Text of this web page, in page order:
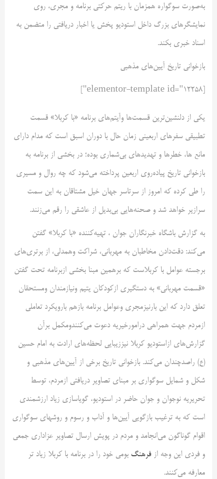
به‌صورت سوگواره همزمان با ریتم حرکتی برنامه و مجری، روی
نمایشگر‌های بزرگ داخل استودیو پخش یا اخبار دریافتی را متضمن به
اسناد خبری بکند.
بازخوانی تاریخ آیین‌های مذهبی
یکی از دلنشین‌ترین قسمت‌ها وآیتم‌های برنامه «با کربلا» قسمت
تطبیقی سفر‌های اربعینی زمان حال با دوران اسبق است که مدام دارای
مانع ها، خطر‌ها و تهدید‌های بی‌شماری بوده؛ در بخشی از برنامه به
بازخوانی تاریخ پیاده‌روی اربعین پرداخته می‌شود که چه روال و مسیری
را طی کرده که امروز از سرتاسر جهان خیل مشتاقان به این سمت
سرازیر خواهد شد و صحنه‌هایی بی‌بدیل از عاشقی را رقم می‌زنند.
به گزارش باشگاه خبرنگاران جوان ، تهیه‌کننده «با کربلا» گفتن
می‌کند: دقت‌دادن مخاطبان به مهربانی، شراکت وهمدلی، از برتری‌های
برجسته عوامل با کربلاست که برهمین مبنا بخشی ازبرنامه تحت گفتن
«قسمت مهربانی» به دستگیری ازکودکان یتیم ونیازمندان ومستحقان
تعلق دارد که این بارنیزمجری وعوامل برنامه بازهم بارویکرد تعاملی
ازمردم جهت همراهی درامورخیریه دعوت می‌کنندومکمل برآن
گزارش‌های ازاستودیو کربلا نیززیبایی لحظه‌های ارادت به امام حسین
(ع) راصدچندان می‌کند. بازخوانی تاریخ برخی از آیین‌های مذهبی و
شکل و شمایل سوگواری بر مبنای تصاویر دریافتی ازمردم، توسط
تحریریه نوجوان و جوان حاضر در استودیو، گویاسازی زیاد ارزشمندی
است که به ترغیب بازگویی آیین‌ها و آداب و رسوم و روشهای سوگواری
اقوام گوناگون می‌انجامد و مردم در پویش ارسال تصاویر عزاداری جمعی
و فردی این وجه از فرهنگ بومی خود را در برنامه با کربلا زیاد تر
معارفه می‌کنند.